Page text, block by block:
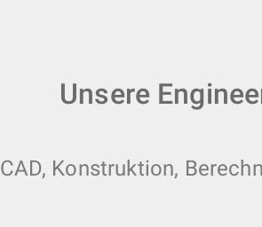
Unsere
CAD, Konstruktion,